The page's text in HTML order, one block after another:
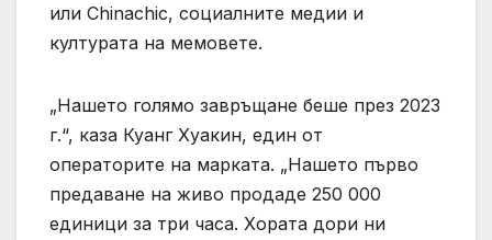
или Chinachic, социалните медии и
културата на мемовете.
„Нашето голямо завръщане беше през 2023
г.“, каза Куанг Хуакин, един от
операторите на марката. „Нашето първо
предаване на живо продаде 250 000
единици за три часа. Хората дори ни